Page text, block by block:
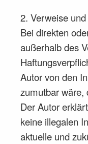
2. Verweise
Bei direkten
außerhalb des
Autor von den
zumutbar wäre,
Der Autor
keine illegalen
aktuelle und